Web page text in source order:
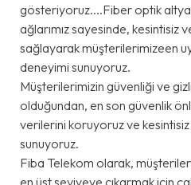
gösteriyoruz....Fiber optik
ağlarımız sayesinde, kesintisiz
sağlayarak müşterilerimizeen
deneyimi sunuyoruz.
Müşterilerimizin güvenliği ve
olduğundan, en son güvenlik
verilerini koruyoruz ve
sunuyoruz.
Fiba Telekom olarak,
en üst seviyeye çıkarmak için